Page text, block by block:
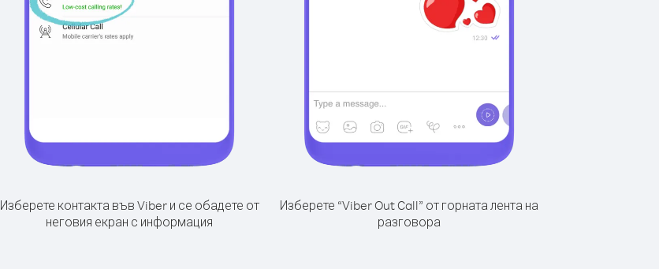
Изберете контакта във Viber и се обадете от
неговия екран с информация
Изберете “Viber Out Call” от горната лента на
разговора